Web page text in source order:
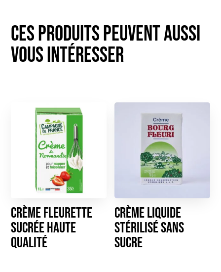
Crème Fleurette
sucrée haute
qualité
Crème liquide
stérilisé sans
sucre